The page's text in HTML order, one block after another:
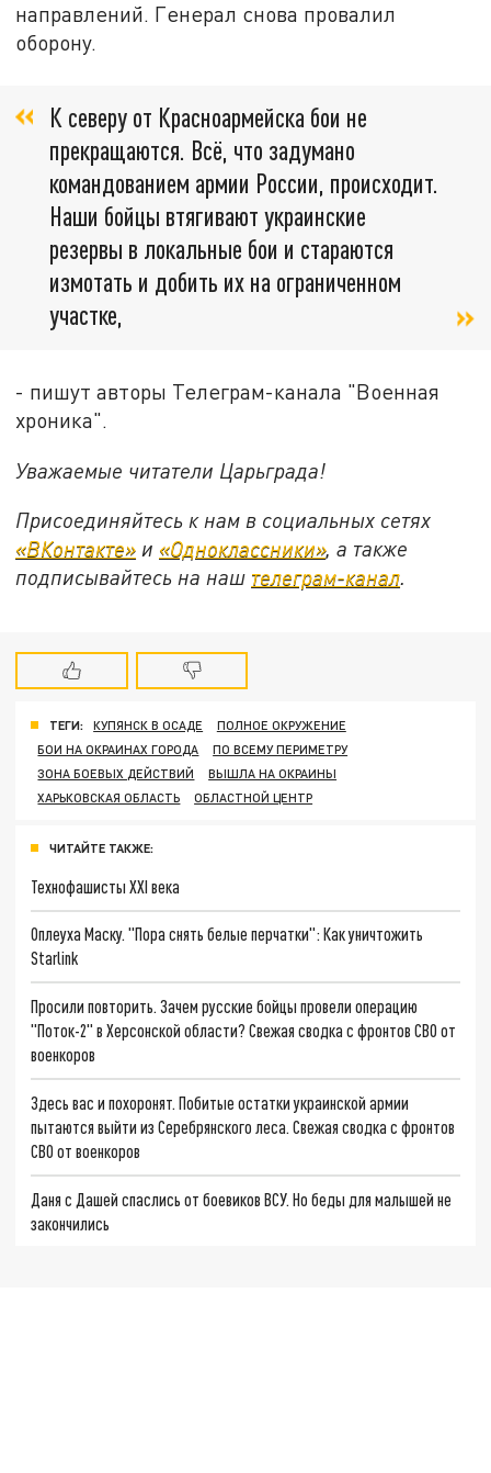
направлений. Генерал снова провалил
оборону.
К северу от Красноармейска бои не
прекращаются. Всё, что задумано
командованием армии России, происходит.
Наши бойцы втягивают украинские
резервы в локальные бои и стараются
измотать и добить их на ограниченном
участке,
- пишут авторы Телеграм-канала "Военная
хроника".
Уважаемые читатели Царьграда!
Присоединяйтесь к нам в социальных сетях
«ВКонтакте» и «Одноклассники», а также
подписывайтесь на наш телеграм-канал.
ТЕГИ: КУПЯНСК В ОСАДЕ
ПОЛНОЕ ОКРУЖЕНИЕ
БОИ НА ОКРАИНАХ ГОРОДА
ПО ВСЕМУ ПЕРИМЕТРУ
ЗОНА БОЕВЫХ ДЕЙСТВИЙ
ВЫШЛА НА ОКРАИНЫ
ХАРЬКОВСКАЯ ОБЛАСТЬ
ОБЛАСТНОЙ ЦЕНТР
ЧИТАЙТЕ ТАКЖЕ:
Технофашисты XXI века
Оплеуха Маску. "Пора снять белые перчатки": Как уничтожить
Starlink
Просили повторить. Зачем русские бойцы провели операцию
"Поток-2" в Херсонской области? Свежая сводка с фронтов СВО от
военкоров
Здесь вас и похоронят. Побитые остатки украинской армии
пытаются выйти из Серебрянского леса. Свежая сводка с фронтов
СВО от военкоров
Даня с Дашей спаслись от боевиков ВСУ. Но беды для малышей не
закончились